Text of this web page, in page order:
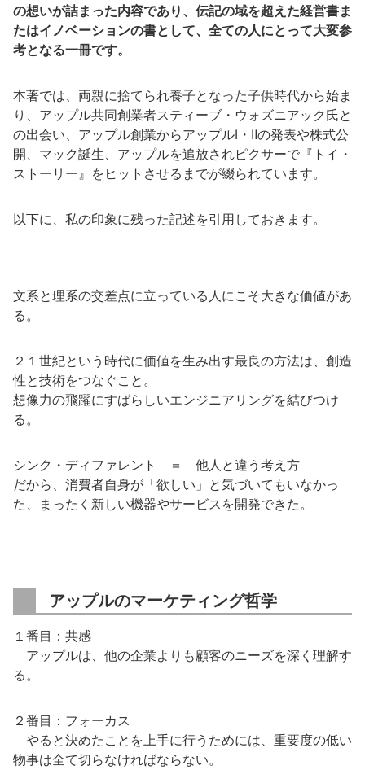
の想いが詰まった内容であり、伝記の域を超えた経営書ま
たはイノベーションの書として、全ての人にとって大変参
考となる一冊です。
本著では、両親に捨てられ養子となった子供時代から始ま
り、アップル共同創業者スティーブ・ウォズニアック氏と
の出会い、アップル創業からアップルⅠ・Ⅱの発表や株式公
開、マック誕生、アップルを追放されピクサーで『トイ・
ストーリー』をヒットさせるまでが綴られています。
以下に、私の印象に残った記述を引用しておきます。
文系と理系の交差点に立っている人にこそ大きな価値があ
る。
２１世紀という時代に価値を生み出す最良の方法は、創造
性と技術をつなぐこと。
想像力の飛躍にすばらしいエンジニアリングを結びつけ
る。
シンク・ディファレント ＝ 他人と違う考え方
だから、消費者自身が「欲しい」と気づいてもいなかっ
た、まったく新しい機器やサービスを開発できた。
アップルのマーケティング哲学
１番目：共感
アップルは、他の企業よりも顧客のニーズを深く理解す
る。
２番目：フォーカス
やると決めたことを上手に行うためには、重要度の低い
物事は全て切らなければならない。